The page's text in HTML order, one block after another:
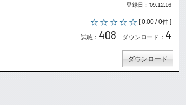
登録日：'09.12.16
[ 0.00 / 0件 ]
試聴： 408 ダウンロード： 4
ダウンロード